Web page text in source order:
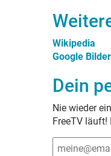
Wikipedia
Google Bilder
Dein
Nie wieder
FreeTV läuft!